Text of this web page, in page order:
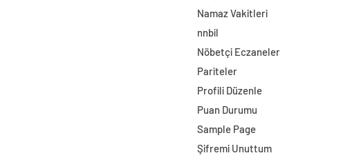
Namaz Vakitleri
nnbil
Nöbetçi Eczaneler
Pariteler
Profili Düzenle
Puan Durumu
Sample Page
Şifremi Unuttum